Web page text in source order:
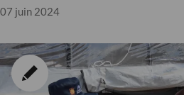
alimentaire mondial ?
07 juin 2024